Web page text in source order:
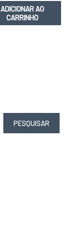
PESQUISAR
ADICIONAR AO
CARRINHO